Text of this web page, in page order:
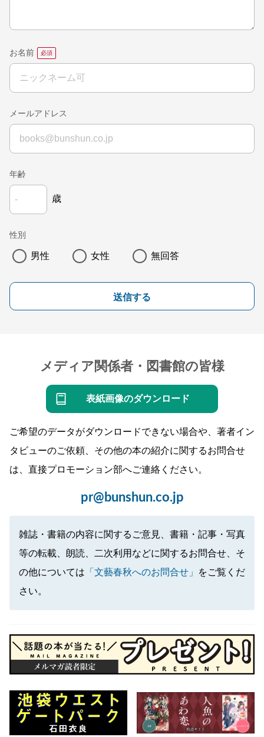
お名前
メールアドレス
年齢
歳
性別
男性 女性 無回答
送信する
メディア関係者・図書館の皆様
表紙画像のダウンロード
ご希望のデータがダウンロードできない場合や、著者イン
タビューのご依頼、その他の本の紹介に関するお問合せ
は、直接プロモーション部へご連絡ください。
pr@bunshun.co.jp
雑誌・書籍の内容に関するご意見、書籍・記事・写真
等の転載、朗読、二次利用などに関するお問合せ、そ
の他については 「文藝春秋へのお問合せ」
をご覧くだ
さい。